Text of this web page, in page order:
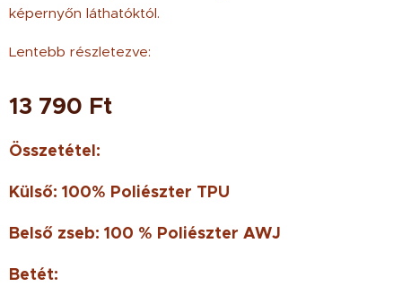
képernyőn láthatóktól.
Lentebb részletezve:
13 790 Ft
Összetétel:
Külső: 100% Poliészter TPU
Belső zseb: 100 % Poliészter AWJ
Betét: